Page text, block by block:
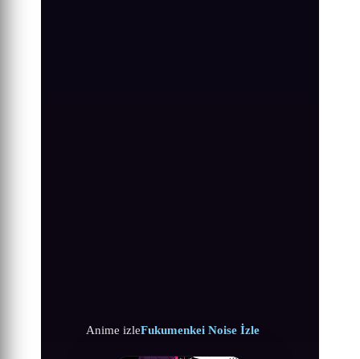
Anime izleFukumenkei Noise İzle